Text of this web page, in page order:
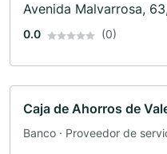
Avenida Malvarrosa,
0.0 (0)
Caja de Ahorros de
Banco · Proveedor de